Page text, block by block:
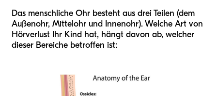
Das menschliche Ohr besteht aus drei Teilen (dem
Außenohr, Mittelohr und Innenohr). Welche Art von
Hörverlust Ihr Kind hat, hängt davon ab, welcher
dieser Bereiche betroffen ist: